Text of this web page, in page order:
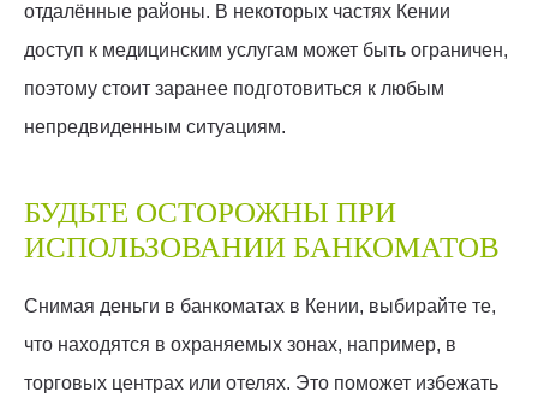
отдалённые районы. В некоторых частях Кении
доступ к медицинским услугам может быть ограничен,
поэтому стоит заранее подготовиться к любым
непредвиденным ситуациям.
БУДЬТЕ ОСТОРОЖНЫ ПРИ
ИСПОЛЬЗОВАНИИ БАНКОМАТОВ
Снимая деньги в банкоматах в Кении, выбирайте те,
что находятся в охраняемых зонах, например, в
торговых центрах или отелях. Это поможет избежать